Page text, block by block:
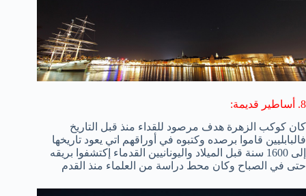
8. أساطير قديمة:
كان كوكب الزهرة هدف مرصود للقداء منذ قبل التاريخ
فالبابليين قاموا برصده وكتبوه في أوراقهم اتي يعود تاريخها
إلى 1600 سنة قبل الميلاد واليونانيين القدماء إكتشفوا بريقه
حتى في الصباح وكان محط دراسة من العلماء منذ القدم